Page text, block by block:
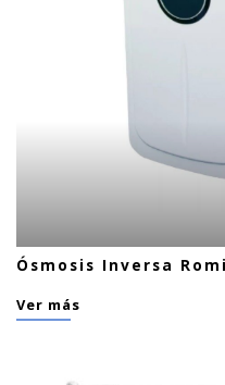
Ósmosis Inversa
Ver más